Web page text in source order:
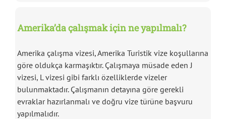
Amerika’da çalışmak için ne yapılmalı?
Amerika çalışma vizesi, Amerika Turistik vize koşullarına
göre oldukça karmaşıktır. Çalışmaya müsade eden J
vizesi, L vizesi gibi farklı özelliklerde vizeler
bulunmaktadır. Çalışmanın detayına göre gerekli
evraklar hazırlanmalı ve doğru vize türüne başvuru
yapılmalıdır.